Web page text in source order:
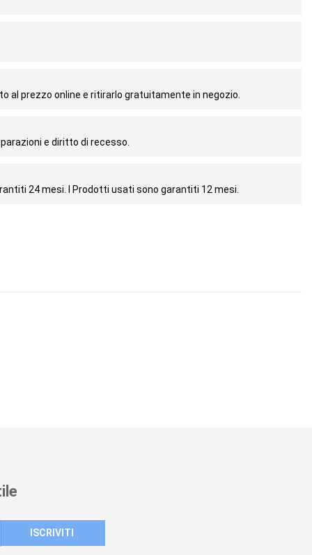
al prezzo online e ritirarlo gratuitamente in negozio.
e diritto di recesso.
24 mesi. I Prodotti usati sono garantiti 12 mesi.